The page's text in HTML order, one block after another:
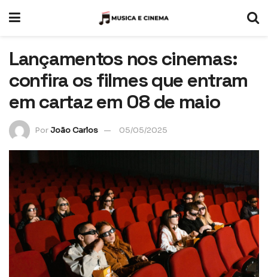
Lançamentos nos cinemas:
confira os filmes que entram
em cartaz em 08 de maio
PorJoão Carlos 05/05/2025